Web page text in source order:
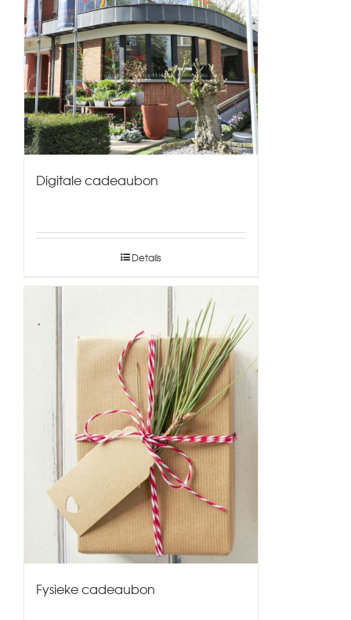
Digitale cadeaubon
Details
Fysieke cadeaubon